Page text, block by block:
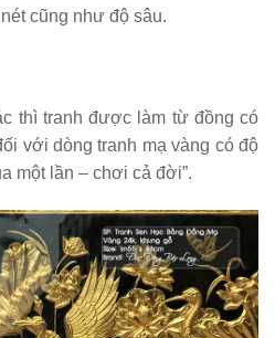
cũng như độ sâu.
thì tranh được làm từ đồng có
với dòng tranh mạ vàng có độ
một lần – chơi cả đời”.